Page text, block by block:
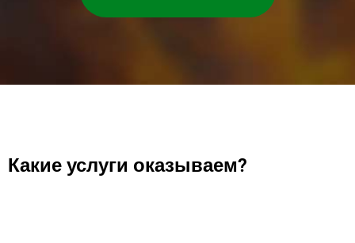
Какие услуги оказываем?